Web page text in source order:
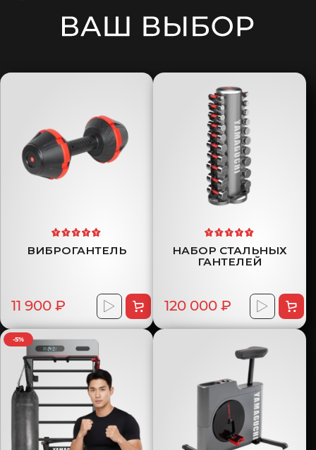
ВИБРОГАНТЕЛЬ
11 900 ₽
НАБОР СТАЛЬНЫХ
ГАНТЕЛЕЙ
120 000 ₽
-5%